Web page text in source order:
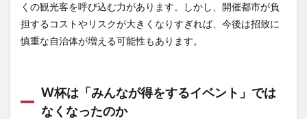
くの観光客を呼び込む力があります。しかし、開催都市が負
担するコストやリスクが大きくなりすぎれば、今後は招致に
慎重な自治体が増える可能性もあります。
W杯は「みんなが得をするイベント」では
なくなったのか